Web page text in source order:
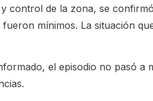
control de la zona, se
mínimos. La situación
el episodio no pasó a